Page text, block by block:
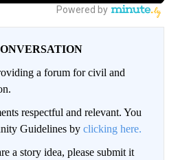
a forum for civil and
respectful and relevant. You
Guidelines by clicking here.
a story idea, please submit it